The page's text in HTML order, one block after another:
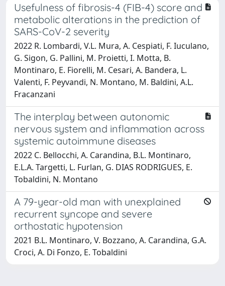
Usefulness of fibrosis-4 (FIB-4) score and
metabolic alterations in the prediction of
SARS-CoV-2 severity
2022 R. Lombardi, V.L. Mura, A. Cespiati, F. Iuculano,
G. Sigon, G. Pallini, M. Proietti, I. Motta, B.
Montinaro, E. Fiorelli, M. Cesari, A. Bandera, L.
Valenti, F. Peyvandi, N. Montano, M. Baldini, A.L.
Fracanzani
The interplay between autonomic
nervous system and inflammation across
systemic autoimmune diseases
2022 C. Bellocchi, A. Carandina, B.L. Montinaro,
E.L.A. Targetti, L. Furlan, G. DIAS RODRIGUES, E.
Tobaldini, N. Montano
A 79-year-old man with unexplained
recurrent syncope and severe
orthostatic hypotension
2021 B.L. Montinaro, V. Bozzano, A. Carandina, G.A.
Croci, A. Di Fonzo, E. Tobaldini